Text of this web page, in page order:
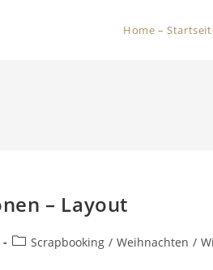
Home –
– Layout
Scrapbooking / Weihnachten /